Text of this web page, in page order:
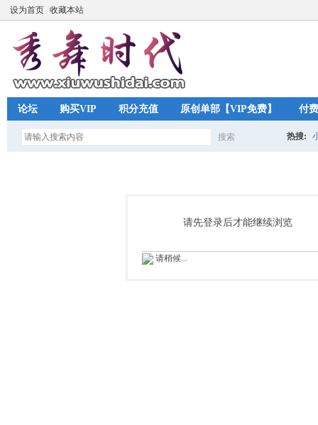
设为首页 收藏本站
论坛 购买VIP 积分充值 原创单部【VIP免费】 付
搜索
索
热搜:
请先登录后才能继续浏览
请稍候...